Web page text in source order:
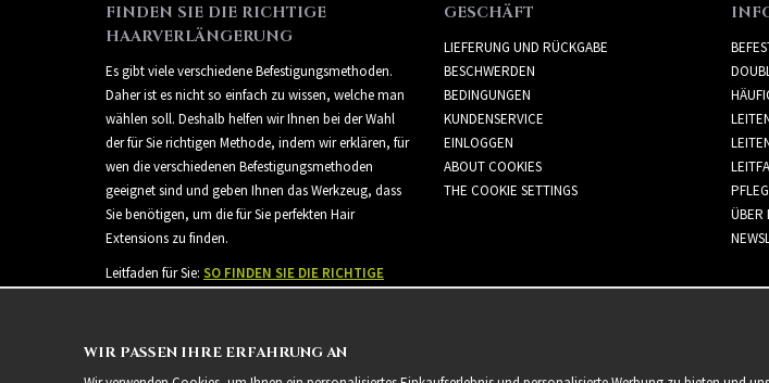
FINDEN SIE DIE RICHTIGE
HAARVERLÄNGERUNG
Es gibt viele verschiedene Befestigungsmethoden.
Daher ist es nicht so einfach zu wissen, welche man
wählen soll. Deshalb helfen wir Ihnen bei der Wahl
der für Sie richtigen Methode, indem wir erklären, für
wen die verschiedenen Befestigungsmethoden
geeignet sind und geben Ihnen das Werkzeug, dass
Sie benötigen, um die für Sie perfekten Hair
Extensions zu finden.
Leitfaden für Sie: SO FINDEN SIE DIE RICHTIGE
GESCHÄFT
LIEFERUNG UND RÜCKGABE
BESCHWERDEN
BEDINGUNGEN
KUNDENSERVICE
EINLOGGEN
ABOUT COOKIES
THE COOKIE SETTINGS
ÜBER
WIR PASSEN IHRE ERFAHRUNG AN